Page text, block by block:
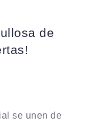
de
se unen de